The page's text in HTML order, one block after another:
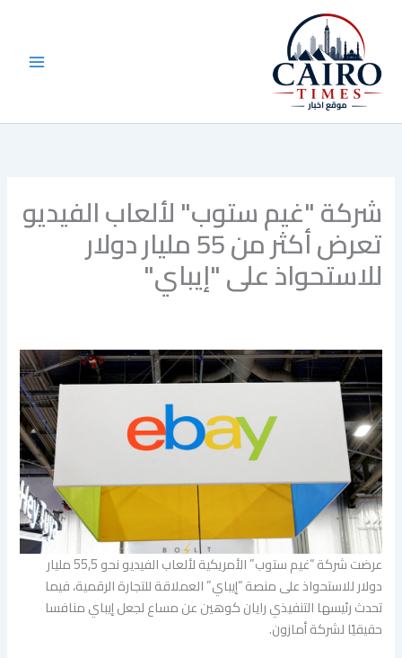
المحتوى
شركة "غيم ستوب" لألعاب الفيديو
تعرض أكثر من 55 مليار دولار
للاستحواذ على "إيباي"
عرضت شركة “غيم ستوب” الأمريكية لألعاب الفيديو نحو 55,5 مليار
دولار للاستحواذ على منصة “إيباي” العملاقة للتجارة الرقمية، فيما
تحدث رئيسها التنفيذي رايان كوهين عن مساع لجعل إيباي منافسا
حقيقيًا لشركة أمازون.